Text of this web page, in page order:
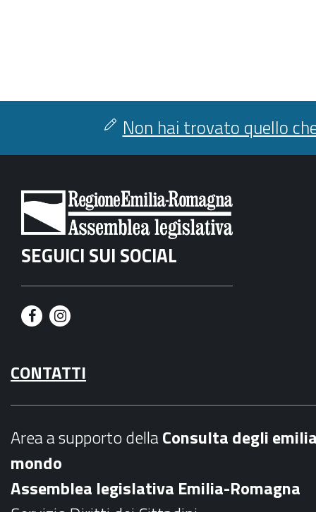
Non hai trovato quello
SEGUICI SUI SOCIAL
F
c
e
o
k
I
s
t
r
a
CONTATTI
Area a supporto dellaConsulta degli
mondo
Assemblea legislativa Emilia-Romagna